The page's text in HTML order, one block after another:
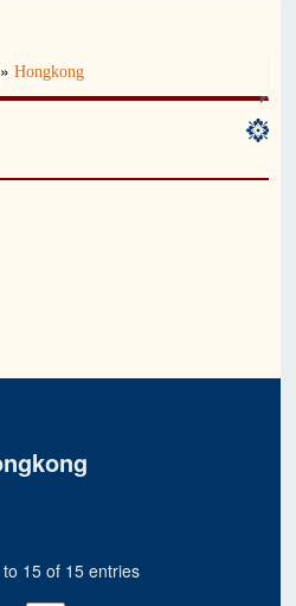
»Hongkong
15 of 15 entries